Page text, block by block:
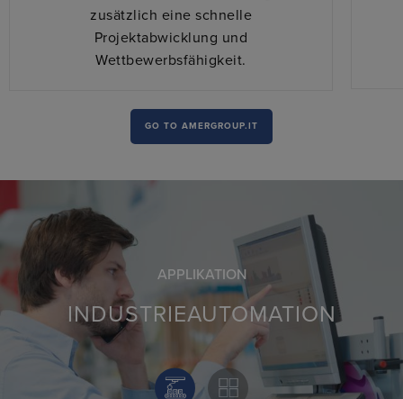
zusätzlich eine schnelle
Projektabwicklung und
Wettbewerbsfähigkeit.
GO TO AMERGROUP.IT
APPLIKATION
INDUSTRIEAUTOMATION